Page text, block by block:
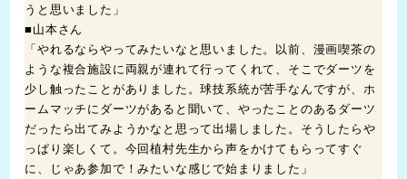
うと思いました」
■山本さん
「やれるならやってみたいなと思いました。以前、漫画喫茶の
ような複合施設に両親が連れて行ってくれて、そこでダーツを
少し触ったことがありました。球技系統が苦手なんですが、ホ
ームマッチにダーツがあると聞いて、やったことのあるダーツ
だったら出てみようかなと思って出場しました。そうしたらや
っぱり楽しくて。今回植村先生から声をかけてもらってすぐ
に、じゃあ参加で！みたいな感じで始まりました」